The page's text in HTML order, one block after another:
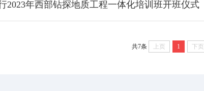
2023年西部钻探地质工程一体化培训班开班仪式
共7条 上页 1 下页